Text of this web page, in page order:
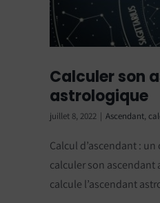
Calculer son
astrologique
juillet 8, 2022 | Ascendant,
Calcul d’ascendant :
calculer son
calcule l’ascendant